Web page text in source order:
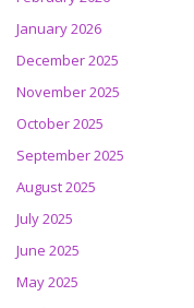
January 2026
December 2025
November 2025
October 2025
September 2025
August 2025
July 2025
June 2025
May 2025